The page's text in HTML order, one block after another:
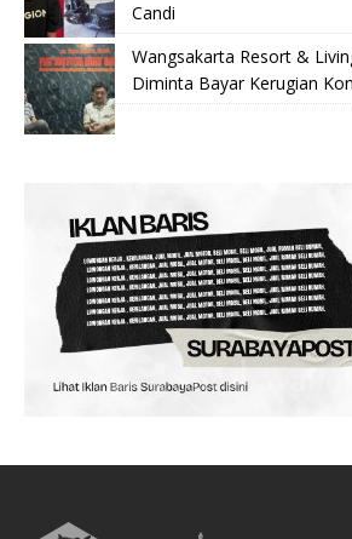
Candi
Wangsakarta Resort &
Diminta Bayar Kerugian